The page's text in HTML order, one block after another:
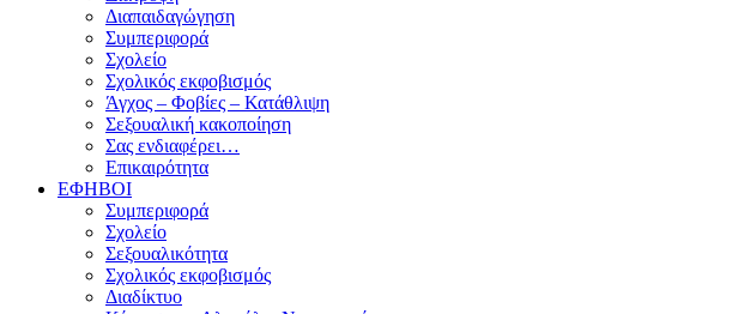
Διαπαιδαγώγηση
Συμπεριφορά
Σχολείο
Σχολικός εκφοβισμός
Άγχος – Φοβίες – Κατάθλιψη
Σεξουαλική κακοποίηση
Σας ενδιαφέρει…
Επικαιρότητα
ΕΦΗΒΟΙ
Συμπεριφορά
Σχολείο
Σεξουαλικότητα
Σχολικός εκφοβισμός
Διαδίκτυο